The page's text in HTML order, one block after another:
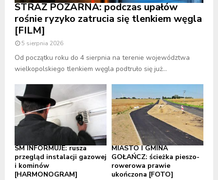
STRAŻ POŻARNA: podczas upałów
rośnie ryzyko zatrucia się tlenkiem węgla
[FILM]
5 sierpnia 2026
Od początku roku do 4 sierpnia na terenie województwa
wielkopolskiego tlenkiem węgla podtruło się już...
SM INFORMUJE: rusza
przegląd instalacji gazowej
i kominów
[HARMONOGRAM]
MIASTO I GMINA
GOŁAŃCZ: ścieżka pieszo-
rowerowa prawie
ukończona [FOTO]